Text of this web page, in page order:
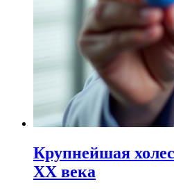
Крупнейшая
ХХ века